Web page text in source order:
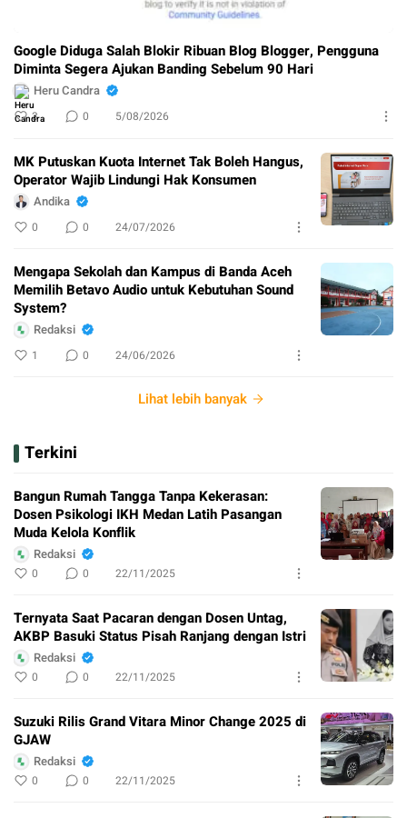
Google Diduga Salah Blokir Ribuan Blog Blogger, Pengguna
Diminta Segera Ajukan Banding Sebelum 90 Hari
Heru Candra
3 0 5/08/2026
MK Putuskan Kuota Internet Tak Boleh Hangus,
Operator Wajib Lindungi Hak Konsumen
Andika
0 0 24/07/2026
Mengapa Sekolah dan Kampus di Banda Aceh
Memilih Betavo Audio untuk Kebutuhan Sound
System?
Redaksi
1 0 24/06/2026
Lihat lebih banyak
Terkini
Bangun Rumah Tangga Tanpa Kekerasan:
Dosen Psikologi IKH Medan Latih Pasangan
Muda Kelola Konflik
Redaksi
0 0 22/11/2025
Ternyata Saat Pacaran dengan Dosen Untag,
AKBP Basuki Status Pisah Ranjang dengan Istri
Redaksi
0 0 22/11/2025
Suzuki Rilis Grand Vitara Minor Change 2025 di
GJAW
Redaksi
0 0 22/11/2025